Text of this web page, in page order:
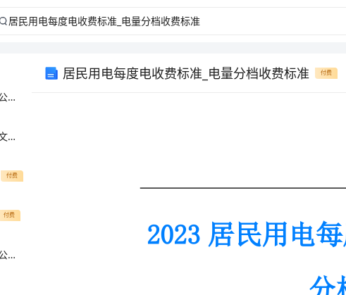
广西鼎晟建筑安装工程有限公司介绍企业发展分析报告
小学四年级上册同步作文范文样稿
付费
付费
河南冉升建筑装饰工程有限公司介绍企业发展分析报告
居民用电每度电收费标准_电量分档收费标准 付费
分档收费标准